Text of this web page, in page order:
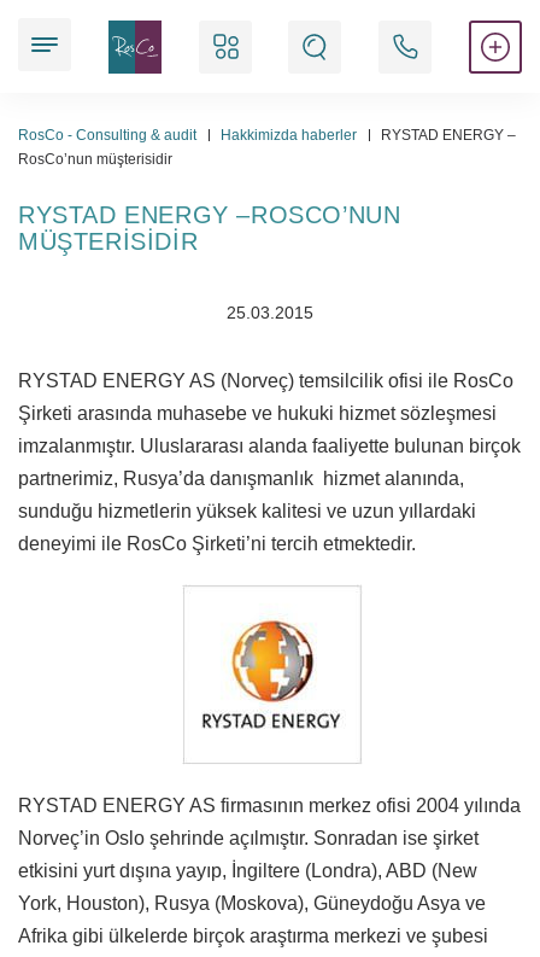
Hukuki hizmetleri
Muhasebe hizmetleri
Çalışma izinleri
Şi̇rket kuruluşlari̇
RosCo - Consulting & audit Hakkimizda haberler
RYSTAD ENERGY –
RosCo’nun müşterisidir
RYSTAD ENERGY –ROSCO’NUN
MÜŞTERISIDIR
25.03.2015
RYSTAD ENERGY AS (Norveç) temsilcilik ofisi ile RosCo
Şirketi arasında muhasebe ve hukuki hizmet sözleşmesi
imzalanmıştır. Uluslararası alanda faaliyette bulunan birçok
partnerimiz, Rusya’da danışmanlık hizmet alanında,
sunduğu hizmetlerin yüksek kalitesi ve uzun yıllardaki
deneyimi ile RosCo Şirketi’ni tercih etmektedir.
RYSTAD ENERGY AS firmasının merkez ofisi 2004 yılında
Norveç’in Oslo şehrinde açılmıştır. Sonradan ise şirket
etkisini yurt dışına yayıp, İngiltere (Londra), ABD (New
York, Houston), Rusya (Moskova), Güneydoğu Asya ve
Afrika gibi ülkelerde birçok araştırma merkezi ve şubesi